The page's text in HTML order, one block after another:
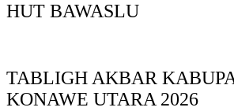
HUT BAWASLU
TABLIGH AKBAR
KONAWE UTARA 2026